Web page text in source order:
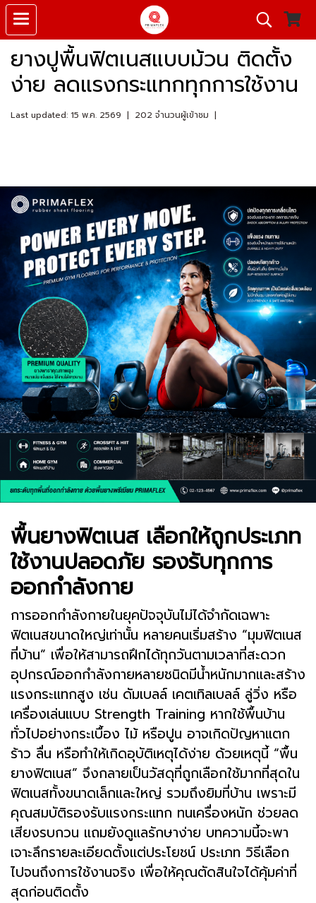
ยางปูพื้นฟิตเนสแบบม้วน ติดตั้ง
ง่าย ลดแรงกระแทกทุกการใช้งาน
Last updated: 15 พ.ค. 2569 | 202 จำนวนผู้เข้าชม |
พื้นยางฟิตเนส เลือกให้ถูกประเภท
ใช้งานปลอดภัย รองรับทุกการ
ออกกำลังกาย
การออกกำลังกายในยุคปัจจุบันไม่ได้จำกัดเฉพาะ
ฟิตเนสขนาดใหญ่เท่านั้น หลายคนเริ่มสร้าง “มุมฟิตเนส
ที่บ้าน” เพื่อให้สามารถฝึกได้ทุกวันตามเวลาที่สะดวก
อุปกรณ์ออกกำลังกายหลายชนิดมีน้ำหนักมากและสร้าง
แรงกระแทกสูง เช่น ดัมเบลล์ เคตเทิลเบลล์ ลู่วิ่ง หรือ
เครื่องเล่นแบบ Strength Training หากใช้พื้นบ้าน
ทั่วไปอย่างกระเบื้อง ไม้ หรือปูน อาจเกิดปัญหาแตก
ร้าว ลื่น หรือทำให้เกิดอุบัติเหตุได้ง่าย ด้วยเหตุนี้ “พื้น
ยางฟิตเนส” จึงกลายเป็นวัสดุที่ถูกเลือกใช้มากที่สุดใน
ฟิตเนสทั้งขนาดเล็กและใหญ่ รวมถึงยิมที่บ้าน เพราะมี
คุณสมบัติรองรับแรงกระแทก ทนเครื่องหนัก ช่วยลด
เสียงรบกวน แถมยังดูแลรักษาง่าย บทความนี้จะพา
เจาะลึกรายละเอียดตั้งแต่ประโยชน์ ประเภท วิธีเลือก
ไปจนถึงการใช้งานจริง เพื่อให้คุณตัดสินใจได้คุ้มค่าที่
สุดก่อนติดตั้ง